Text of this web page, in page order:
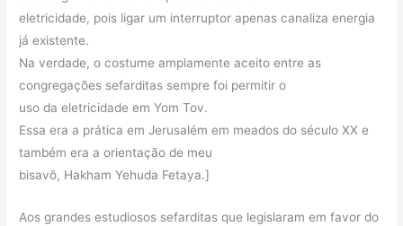
eletricidade, pois ligar um interruptor apenas canaliza energia
já existente.
Na verdade, o costume amplamente aceito entre as
congregações sefarditas sempre foi permitir o
uso da eletricidade em Yom Tov.
Essa era a prática em Jerusalém em meados do século XX e
também era a orientação de meu
bisavô, Hakham Yehuda Fetaya.]
Aos grandes estudiosos sefarditas que legislaram em favor do